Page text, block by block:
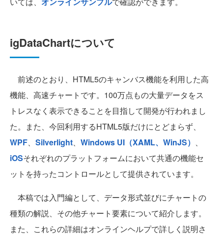
igDataChartについて
前述のとおり、HTML5のキャンバス機能を利用した高
機能、高速チャートです。100万点もの大量データをス
トレスなく表示できることを目指して開発が行われまし
た。また、今回利用するHTML5版だけにとどまらず、
WPF、 Silverlight、 Windows UI（XAML、WinJS） 、
iOSそれぞれのプラットフォームにおいて共通の機能セ
ットを持ったコントロールとして提供されています。
本稿では入門編として、データ形式並びにチャートの
種類の解説、その他チャート要素について紹介します。
また、これらの詳細はオンラインヘルプで詳しく説明さ